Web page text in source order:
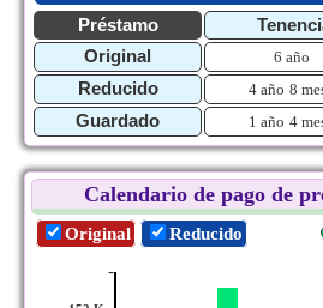
Préstamo
Original
6 año
Reducido 4 año 8
Guardado 1 año 4
Calendario de pago de
Original Reducido
-